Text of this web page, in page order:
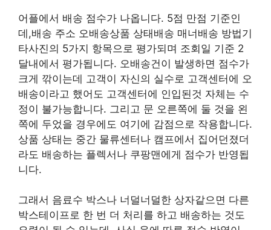
어플에서 배송 점수가 나옵니다. 5점 만점 기준인
데,배송 주소 오배송상품 상태배송 매너배송 방법기
타사진의 5가지 항목으로 평가되며 조회일 기준 2
달내에서 평가됩니다. 오배송건이 발생하면 점수가
크게 깎이는데 고객이 자신의 실수로 고객센터에 오
배송이라고 했어도 고객센터에 인입된것 자체는 수
정이 불가능합니다. 그리고 문 오른쪽에 둘 것을 왼
쪽에 두었을 경우에도 여기에 감점으로 작용합니다.
상품 상태는 중간 물류센터나 캠프에서 집어던졌더
라도 배송하는 플렉서나 쿠팡맨에게 점수가 반영됩
니다.
그래서 음료수 박스나 너덜너덜한 상자같으면 다른
박스테이프로 한 번 더 처리를 하고 배송하는 것도